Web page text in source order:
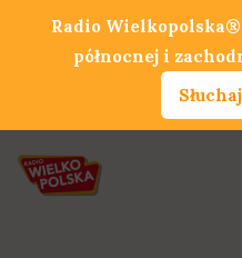
Radio
północnej i